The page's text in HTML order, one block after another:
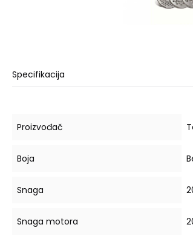
Specifikacija
Proizvođač
Boja
Snaga
Snaga motora